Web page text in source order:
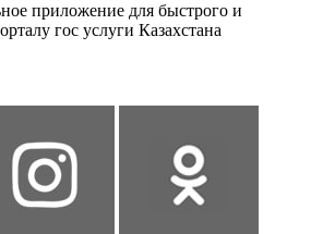
приложение для быстрого и
гос услуги Казахстана